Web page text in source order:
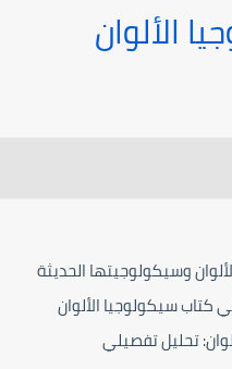
الألوان
وسيكولوجيتها الحديثة
كتاب سيكولوجيا الألوان
تحليل تفصيلي